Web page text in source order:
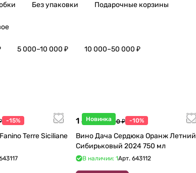
Без упаковки Подарочные корзины
5 000–10 000 ₽ 10 000–50 000 ₽
-15%
Terre Siciliane
Новинка
1 440 ₽1 600 ₽ -10%
Вино Дача Сердюка Оранж Летний
Сибирьковый 2024 750 мл
В наличии: 1Арт. 643112